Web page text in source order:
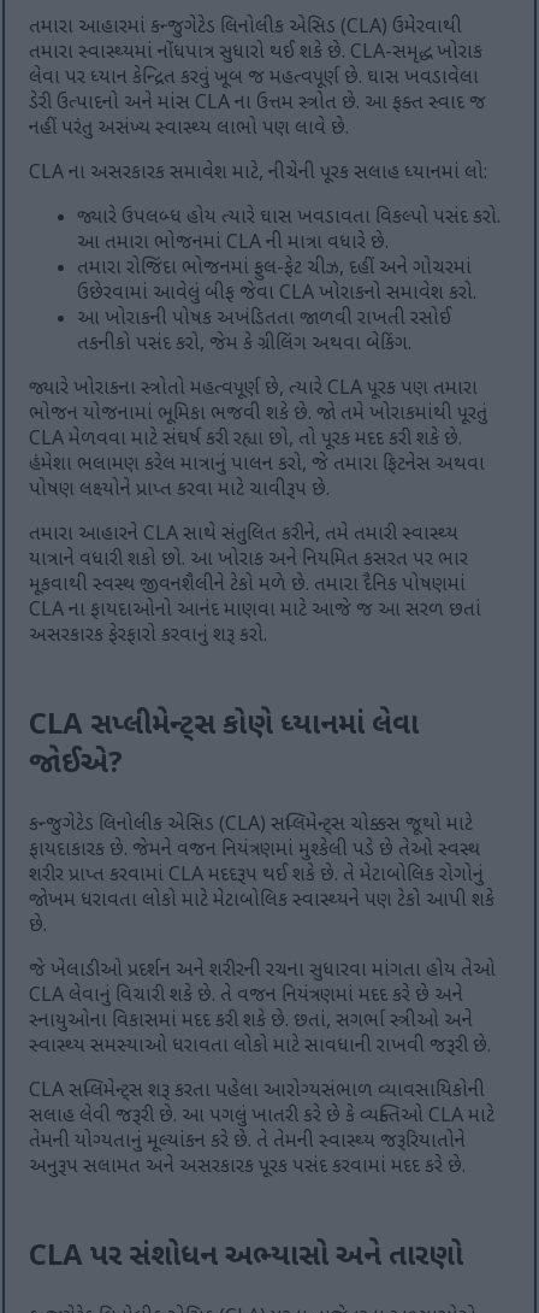
તમારા આહારમાં કન્જુગેટેડ લિનોલીક એસિડ (CLA) ઉમેરવાથી
તમારા સ્વાસ્થ્યમાં નોંધપાત્ર સુધારો થઈ શકે છે. CLA-સમૃદ્ધ ખોરાક
લેવા પર ધ્યાન કેન્દ્રિત કરવું ખૂબ જ મહત્વપૂર્ણ છે. ઘાસ ખવડાવેલા
ડેરી ઉત્પાદનો અને માંસ CLA ના ઉત્તમ સ્ત્રોત છે. આ ફક્ત સ્વાદ જ
નહીં પરંતુ અસંખ્ય સ્વાસ્થ્ય લાભો પણ લાવે છે.
CLA ના અસરકારક સમાવેશ માટે, નીચેની પૂરક સલાહ ધ્યાનમાં લો:
જ્યારે ઉપલબ્ધ હોય ત્યારે ઘાસ ખવડાવતા વિકલ્પો પસંદ કરો.
આ તમારા ભોજનમાં CLA ની માત્રા વધારે છે.
તમારા રોજિંદા ભોજનમાં ફુલ-ફેટ ચીઝ, દહીં અને ગોચરમાં
ઉછેરવામાં આવેલું બીફ જેવા CLA ખોરાકનો સમાવેશ કરો.
આ ખોરાકની પોષક અખંડિતતા જાળવી રાખતી રસોઈ
તકનીકો પસંદ કરો, જેમ કે ગ્રીલિંગ અથવા બેકિંગ.
જ્યારે ખોરાકના સ્ત્રોતો મહત્વપૂર્ણ છે, ત્યારે CLA પૂરક પણ તમારા
ભોજન યોજનામાં ભૂમિકા ભજવી શકે છે. જો તમે ખોરાકમાંથી પૂરતું
CLA મેળવવા માટે સંઘર્ષ કરી રહ્યા છો, તો પૂરક મદદ કરી શકે છે.
હંમેશા ભલામણ કરેલ માત્રાનું પાલન કરો, જે તમારા ફિટનેસ અથવા
પોષણ લક્ષ્યોને પ્રાપ્ત કરવા માટે ચાવીરૂપ છે.
તમારા આહારને CLA સાથે સંતુલિત કરીને, તમે તમારી સ્વાસ્થ્ય
યાત્રાને વધારી શકો છો. આ ખોરાક અને નિયમિત કસરત પર ભાર
મૂકવાથી સ્વસ્થ જીવનશૈલીને ટેકો મળે છે. તમારા દૈનિક પોષણમાં
CLA ના ફાયદાઓનો આનંદ માણવા માટે આજે જ આ સરળ છતાં
અસરકારક ફેરફારો કરવાનું શરૂ કરો.
CLA સપ્લીમેન્ટ્સ કોણે ધ્યાનમાં લેવા
જોઈએ?
કન્જુગેટેડ લિનોલીક એસિડ (CLA) સપ્લિમેન્ટ્સ ચોક્કસ જૂથો માટે
ફાયદાકારક છે. જેમને વજન નિયંત્રણમાં મુશ્કેલી પડે છે તેઓ સ્વસ્થ
શરીર પ્રાપ્ત કરવામાં CLA મદદરૂપ થઈ શકે છે. તે મેટાબોલિક રોગોનું
જોખમ ધરાવતા લોકો માટે મેટાબોલિક સ્વાસ્થ્યને પણ ટેકો આપી શકે
છે.
જે ખેલાડીઓ પ્રદર્શન અને શરીરની રચના સુધારવા માંગતા હોય તેઓ
CLA લેવાનું વિચારી શકે છે. તે વજન નિયંત્રણમાં મદદ કરે છે અને
સ્નાયુઓના વિકાસમાં મદદ કરી શકે છે. છતાં, સગર્ભા સ્ત્રીઓ અને
સ્વાસ્થ્ય સમસ્યાઓ ધરાવતા લોકો માટે સાવધાની રાખવી જરૂરી છે.
CLA સપ્લિમેન્ટ્સ શરૂ કરતા પહેલા આરોગ્યસંભાળ વ્યાવસાયિકોની
સલાહ લેવી જરૂરી છે. આ પગલું ખાતરી કરે છે કે વ્યક્તિઓ CLA માટે
તેમની યોગ્યતાનું મૂલ્યાંકન કરે છે. તે તેમની સ્વાસ્થ્ય જરૂરિયાતોને
અનુરૂપ સલામત અને અસરકારક પૂરક પસંદ કરવામાં મદદ કરે છે.
CLA પર સંશોધન અભ્યાસો અને તારણો